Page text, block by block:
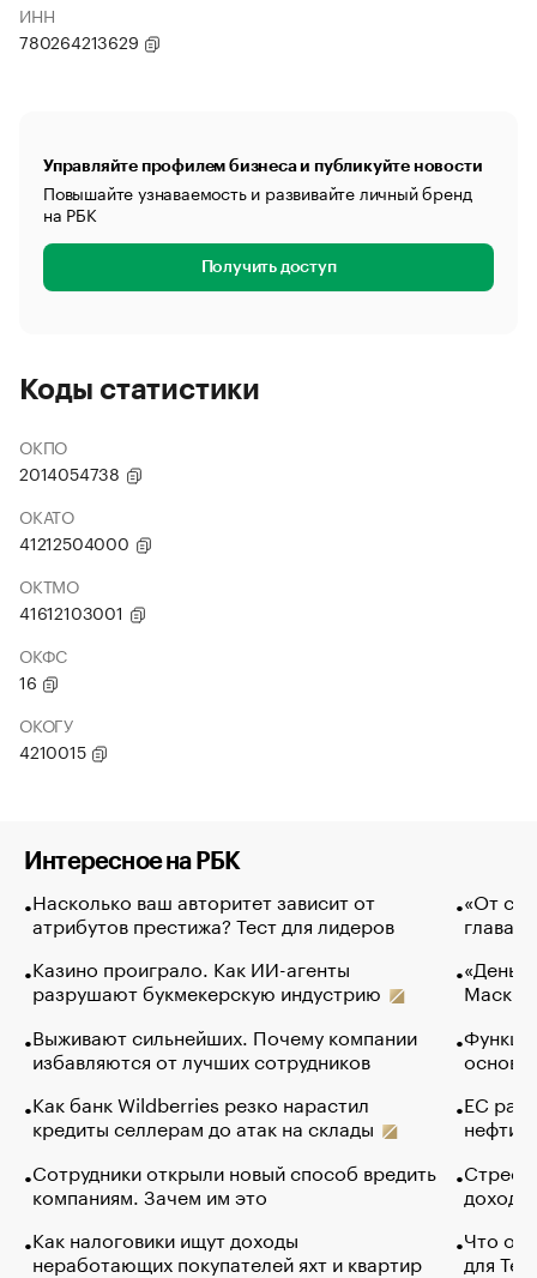
ИНН
780264213629
Управляйте профилем бизнеса и публикуйте новости
Повышайте узнаваемость и развивайте личный бренд
на РБК
Получить доступ
Коды статистики
ОКПО
2014054738
ОКАТО
41212504000
ОКТМО
41612103001
ОКФС
16
ОКОГУ
4210015
Интересное на РБК
Насколько ваш авторитет зависит от
атрибутов престижа? Тест для лидеров
Казино проиграло. Как ИИ-агенты
разрушают букмекерскую индустрию
Выживают сильнейших. Почему компании
избавляются от лучших сотрудников
Как банк Wildberries резко нарастил
кредиты селлерам до атак на склады
Сотрудники открыли новый способ вредить
компаниям. Зачем им это
Как налоговики ищут доходы
неработающих покупателей яхт и квартир
«От
глава
Маск в
основ
ЕС
нефти
Что
для